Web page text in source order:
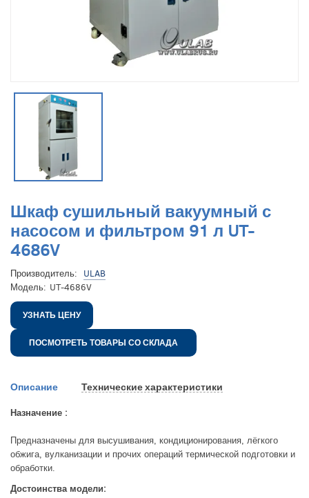
Шкаф сушильный вакуумный с
насосом и фильтром 91 л UT-
4686V
Производитель:
ULAB
Модель: UT-4686V
УЗНАТЬ ЦЕНУ
ПОСМОТРЕТЬ ТОВАРЫ СО СКЛАДА
Описание Технические характеристики
Назначение :
Предназначены для высушивания, кондиционирования, лёгкого
обжига, вулканизации и прочих операций термической подготовки и
обработки.
Достоинства модели: